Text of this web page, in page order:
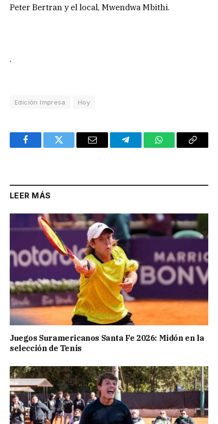
Peter Bertran y el local, Mwendwa Mbithi.
.
Edición Impresa Hoy
FacebookTwitter Email TelegramWhatsAppCopy
LEER MÁS
Juegos Suramericanos Santa Fe 2026: Midón en la
selección de Tenis